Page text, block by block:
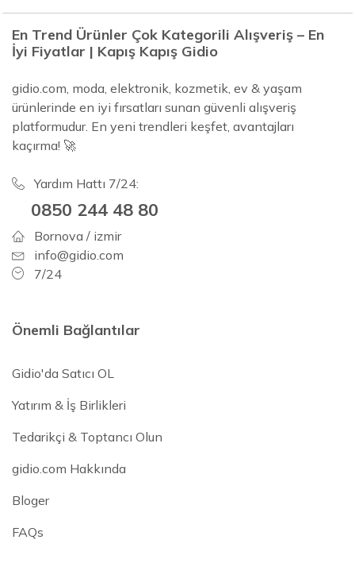
En Trend Ürünler Çok Kategorili Alışveriş – En
İyi Fiyatlar | Kapış Kapış Gidio
gidio.com, moda, elektronik, kozmetik, ev & yaşam
ürünlerinde en iyi fırsatları sunan güvenli alışveriş
platformudur. En yeni trendleri keşfet, avantajları
kaçırma! 🚀
Yardım Hattı 7/24:
0850 244 48 80
Bornova / izmir
info@gidio.com
7/24
Önemli Bağlantılar
Gidio'da Satıcı OL
Yatırım & İş Birlikleri
Tedarikçi & Toptancı Olun
gidio.com Hakkında
Bloger
FAQs